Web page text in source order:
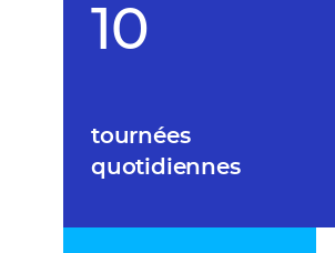
10
tournées
quotidiennes